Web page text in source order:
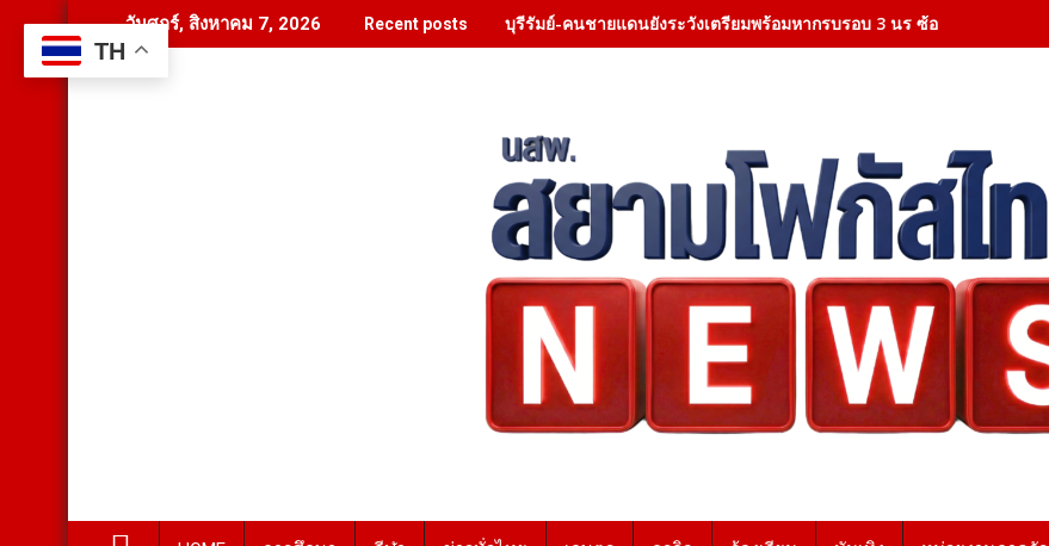
to
content
วันศุกร์, สิงหาคม 7, 2026 Recent posts บุรีรัมย์-คนชายแดนยังระวังเตรียมพร้อมหากรบรอบ 3 นร ซ้อมอพยพประจำ
TH